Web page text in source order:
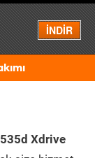
İNDİR
Menü
Xdrive